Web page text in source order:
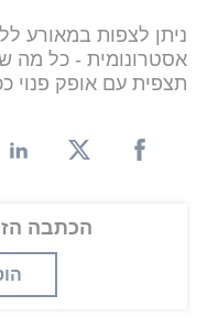
ניתן לצפות במאורע
אסטרונומית - כל מה
תצפית עם אופק פנוי
הכתבה הזו